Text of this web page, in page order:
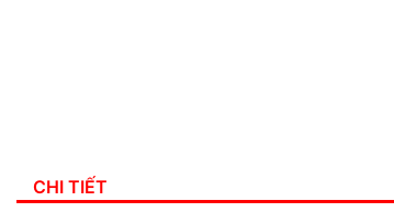
CHI TIẾT